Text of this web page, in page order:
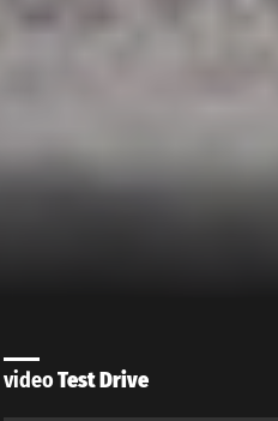
videoTest Drive